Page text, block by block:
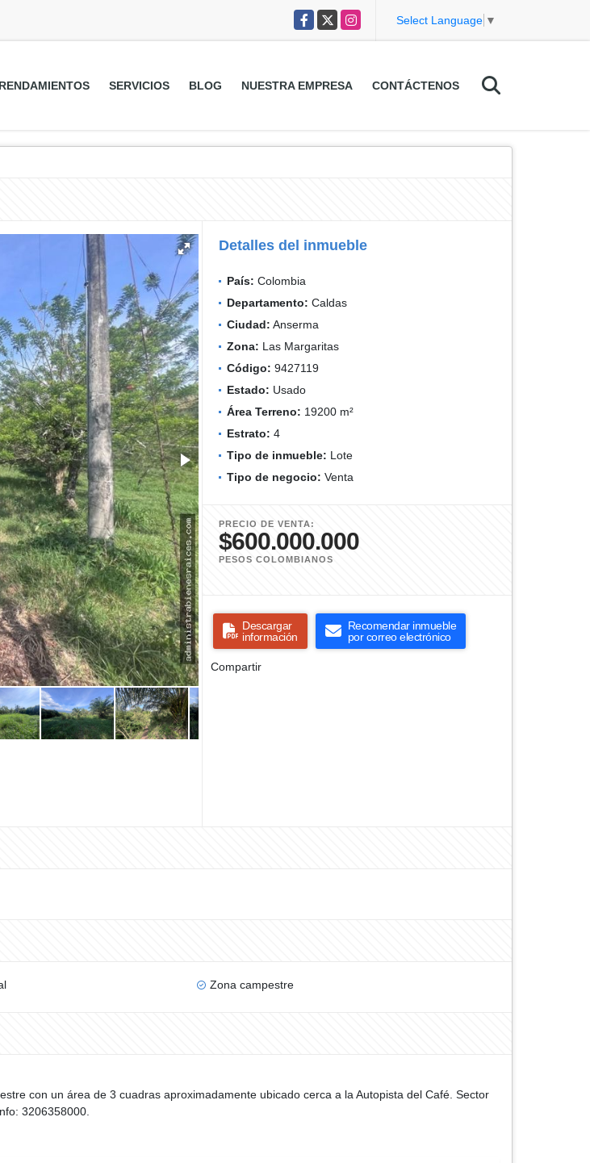
Facebook
X Instagram Select Language ▼
SERVICIOS BLOG NUESTRA EMPRESA CONTÁCTENOS
Detalles del inmueble
País: Colombia
Departamento: Caldas
Ciudad: Anserma
Zona: Las Margaritas
Código: 9427119
Estado: Usado
Área Terreno: 19200 m²
Estrato: 4
Tipo de inmueble: Lote
Tipo de negocio: Venta
PRECIO DE VENTA:
$600.000.000
PESOS COLOMBIANOS
Descargar
información
Recomendar inmueble
por correo electrónico
Compartir
Zona campestre
con un área de 3 cuadras aproximadamente ubicado cerca a la Autopista del Café. Sector
3206358000.